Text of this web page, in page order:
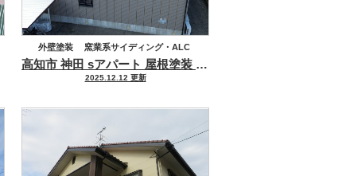
屋根には高耐候塗料 グランセラベスト2液ファイン／外壁
高知市 神田 sアパート 屋根塗装 外壁塗装
2025.12.12 更新
外壁塗装
窯業系サイディング・ALC
屋根塗装
セメント瓦・洋風コンクリート瓦